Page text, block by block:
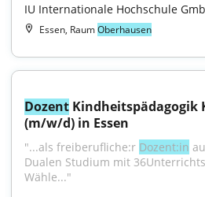
IU Internationale Hochschule
Essen, RaumOberhausen
Dozent Kindheitspädagogik
(m/w/d) in Essen
"...als freiberufliche:r Dozent:in
Dualen Studium mit
Wähle..."